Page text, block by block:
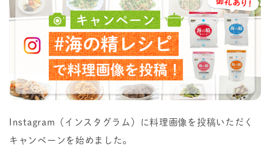
Instagram（インスタグラム）に料理画像を投稿いただく
キャンペーンを始めました。